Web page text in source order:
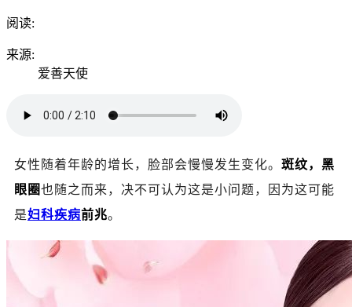
阅读:
来源:
爱善天使
女性随着年龄的增长，脸部会慢慢发生变化。 斑纹，黑
眼圈也随之而来，决不可认为这是小问题，因为这可能
是妇科疾病前兆。